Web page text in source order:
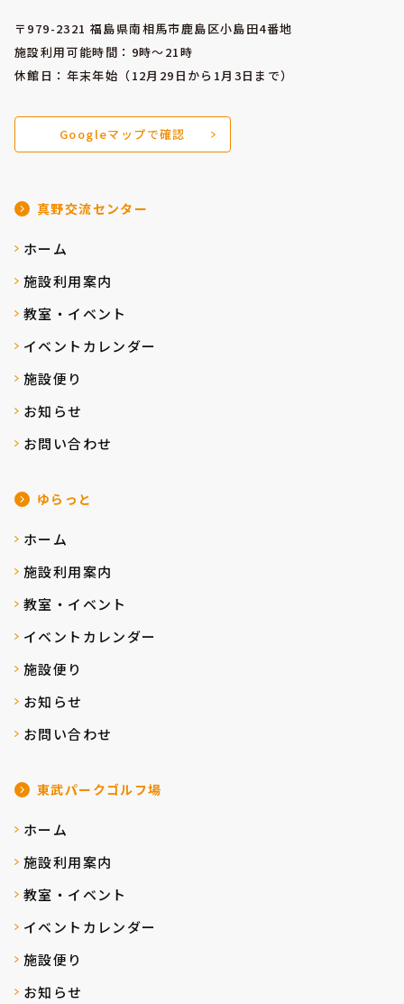
〒979-2321 福島県南相馬市鹿島区小島田4番地
施設利用可能時間：9時～21時
休館日：年末年始（12月29日から1月3日まで）
Googleマップで確認
真野交流センター
ホーム
施設利用案内
教室・イベント
イベントカレンダー
施設便り
お知らせ
お問い合わせ
ゆらっと
ホーム
施設利用案内
教室・イベント
イベントカレンダー
施設便り
お知らせ
お問い合わせ
東武パークゴルフ場
ホーム
施設利用案内
教室・イベント
イベントカレンダー
施設便り
お知らせ